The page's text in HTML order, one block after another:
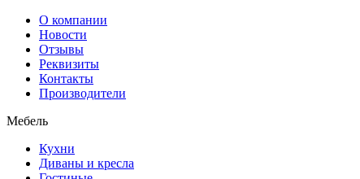
О компании
Новости
Отзывы
Реквизиты
Контакты
Производители
Мебель
Кухни
Диваны и кресла